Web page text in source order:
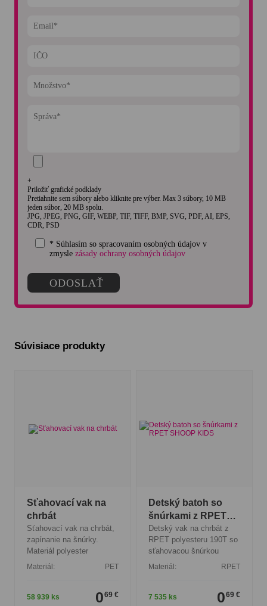
+
Priložiť grafické podklady
Pretiahnite sem súbory alebo kliknite pre výber. Max 3 súbory, 10 MB
jeden súbor, 20 MB spolu.
JPG, JPEG, PNG, GIF, WEBP, TIF, TIFF, BMP, SVG, PDF, AI, EPS,
CDR, PSD
* Súhlasím so spracovaním osobných údajov v
zmysle zásady ochrany osobných údajov
Súvisiace produkty
Sťahovací vak na
chrbát
Sťahovací vak na chrbát,
zapínanie na šnúrky.
Materiál polyester
Materiál: PET
58 939 ks 0 69 €
Detský batoh so
šnúrkami z RPET
SHOOP KIDS
Detský vak na chrbát z
RPET polyesteru 190T so
sťahovacou šnúrkou
Materiál: RPET
7 535 ks 0 69 €